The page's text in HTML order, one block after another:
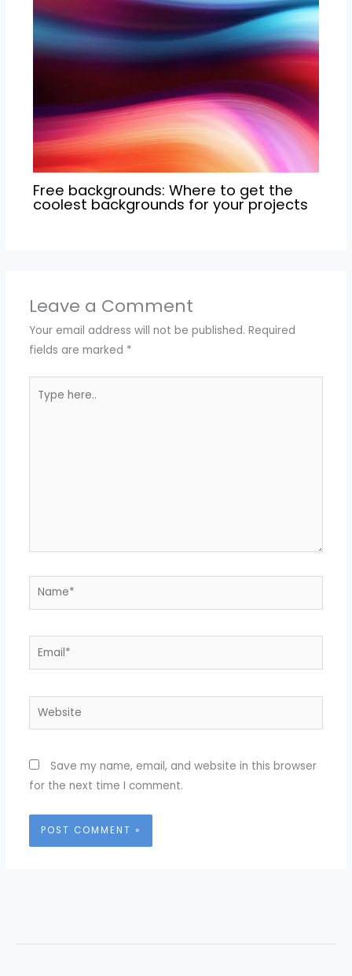
Free backgrounds: Where to get the
coolest backgrounds for your projects
Leave a Comment
Your email address will not be published. Required
fields are marked *
here..
Name*
Email*
Website
Save my name, email, and website in this browser
for the next time I comment.